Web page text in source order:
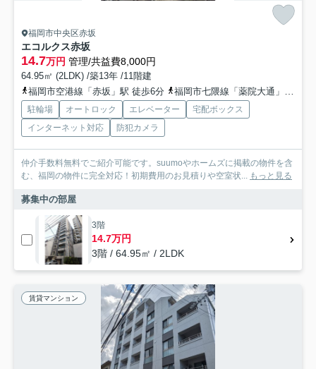
福岡市中央区赤坂
エコルクス赤坂
14.7万円 管理/共益費8,000円
64.95㎡ (2LDK) /築13年 /11階建
福岡市空港線「赤坂」駅 徒歩6分
福岡市七隈線「薬院大通」駅 徒歩12分
駐輪場 オートロック エレベーター
宅配ボックス
インターネット対応
防犯カメラ
仲介手数料無料でご紹介可能です。suumoやホームズに掲載の物件を含
む、福岡の物件に完全対応！初期費用のお見積りや空室状... もっと見る
募集中の部屋
3階
14.7万円
3階 / 64.95㎡ / 2LDK
賃貸マンション